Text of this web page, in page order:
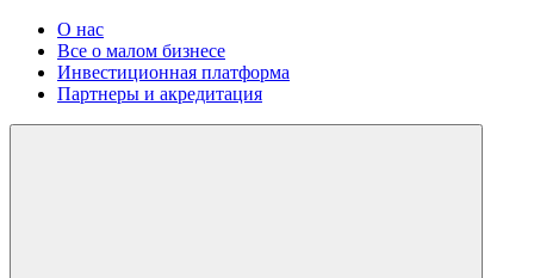
О нас
Все о малом бизнесе
Инвестиционная платформа
Партнеры и акредитация